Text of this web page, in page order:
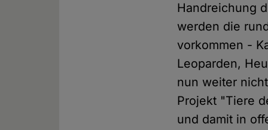
Handreichung
werden die
vorkommen -
Leoparden,
nun weiter
Projekt "Tiere
und damit in